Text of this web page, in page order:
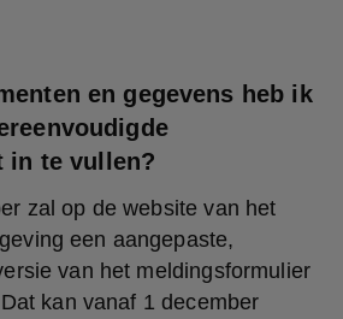
en gegevens heb ik
in te vullen?
zal op de website van het
een aangepaste,
van het meldingsformulier
kan vanaf 1 december